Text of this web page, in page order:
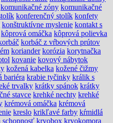
komunikačné zóny komunikačné
konferenčný stolík konfety
konštruktívne myslenie kontakt s
kôprová omáčka kôprová polievka
korbáč z vŕbových prútov
koriander korózia korytnačka
kovanie kovový nábytok
kožená kabelka kožené čižmy
bariéra krabie tyčinky králik s
trvalky krátky spánok krátky
stavce krehké nechty krehké
krémová omáčka krémová
kreslo krikľavé farby kŕmidlá
schopnosť kryobox kryokomora